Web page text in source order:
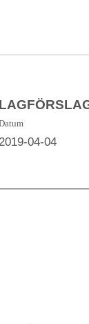
2019-04-04